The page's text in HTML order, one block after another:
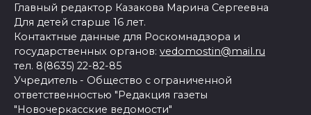
Главный редактор Казакова Марина Сергеевна
Для детей старше 16 лет.
Контактные данные для Роскомнадзора и
государственных органов: vedomostin@mail.ru
тел. 8(8635) 22-82-85
Учредитель - Общество с ограниченной
ответственностью "Редакция газеты
"Новочеркасские ведомости"